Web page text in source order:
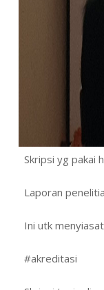
Skripsi yg pakai
Laporan
Ini utk
#akreditasi